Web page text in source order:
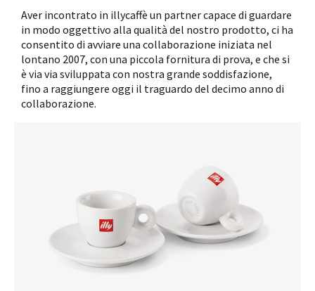
Aver incontrato in illycaffè un partner capace di guardare
in modo oggettivo alla qualità del nostro prodotto, ci ha
consentito di avviare una collaborazione iniziata nel
lontano 2007, con una piccola fornitura di prova, e che si
è via via sviluppata con nostra grande soddisfazione,
fino a raggiungere oggi il traguardo del decimo anno di
collaborazione.